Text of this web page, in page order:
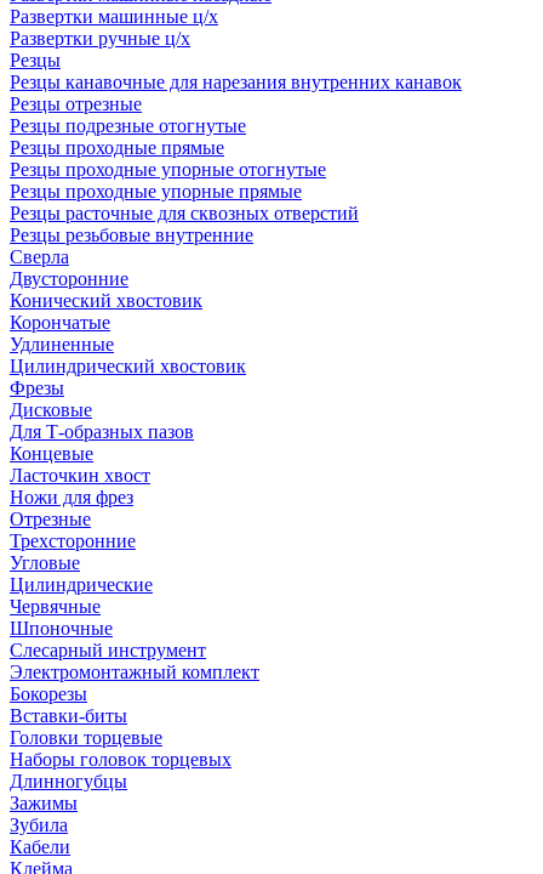
Развертки машинные ц/х
Развертки ручные ц/х
Резцы
Резцы канавочные для нарезания внутренних канавок
Резцы отрезные
Резцы подрезные отогнутые
Резцы проходные прямые
Резцы проходные упорные отогнутые
Резцы проходные упорные прямые
Резцы расточные для сквозных отверстий
Резцы резьбовые внутренние
Сверла
Двусторонние
Конический хвостовик
Корончатые
Удлиненные
Цилиндрический хвостовик
Фрезы
Дисковые
Для Т-образных пазов
Концевые
Ласточкин хвост
Ножи для фрез
Отрезные
Трехсторонние
Угловые
Цилиндрические
Червячные
Шпоночные
Слесарный инструмент
Электромонтажный комплект
Бокорезы
Вставки-биты
Головки торцевые
Наборы головок торцевых
Длинногубцы
Зажимы
Зубила
Кабели
Клейма